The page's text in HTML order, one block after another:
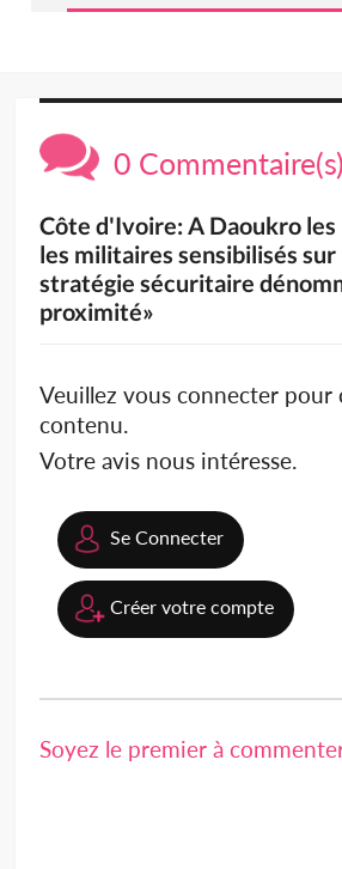
0 Commentaire(s)
Côte d'Ivoire: A Daoukro
les militaires sensibilisés
stratégie sécuritaire
proximité»
Veuillez vous connecter pour
contenu.
Votre avis nous intéresse.
Se Connecter
Créer votre compte
Soyez le premier à